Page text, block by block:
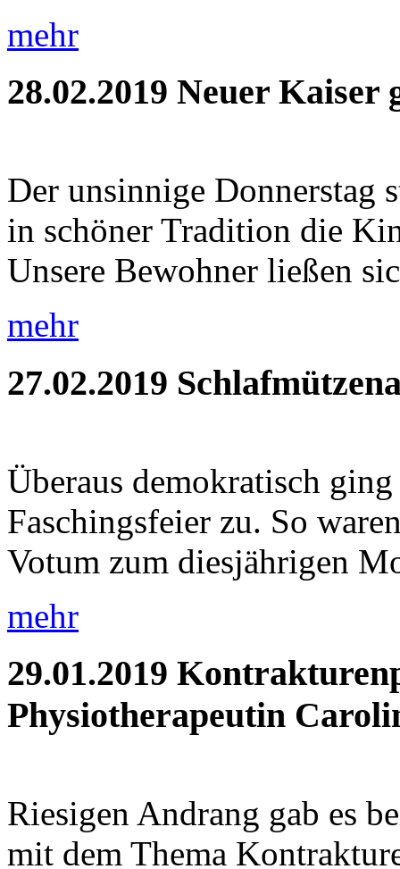
mehr
28.02.2019 Neuer Kaiser
Der unsinnige Donnerstag
in schöner Tradition die
Unsere Bewohner ließen
mehr
27.02.2019
Überaus demokratisch
Faschingsfeier zu. So
Votum zum diesjährigen
mehr
29.01.2019
Physiotherapeutin
Riesigen Andrang gab es
mit dem Thema